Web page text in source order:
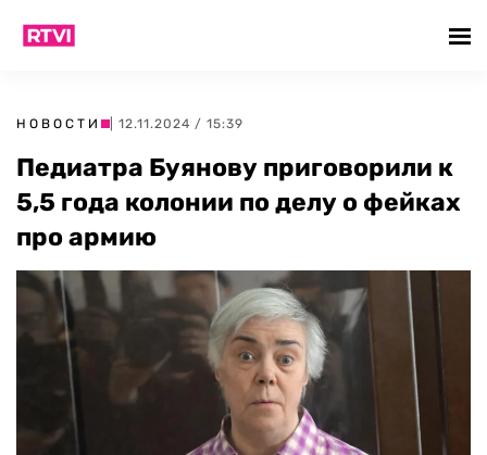
НОВОСТИ | 12.11.2024 / 15:39
Педиатра Буянову приговорили к
5,5 года колонии по делу о фейках
про армию